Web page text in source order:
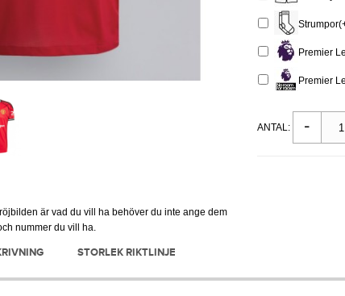
är vad du vill ha behöver du inte ange dem
nummer du vill ha.
Premier
Premier
ANTAL:
STORLEK RIKTLINJE